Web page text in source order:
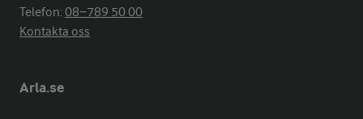
Telefon:08−789 50 00
Kontakta oss
Arla.se